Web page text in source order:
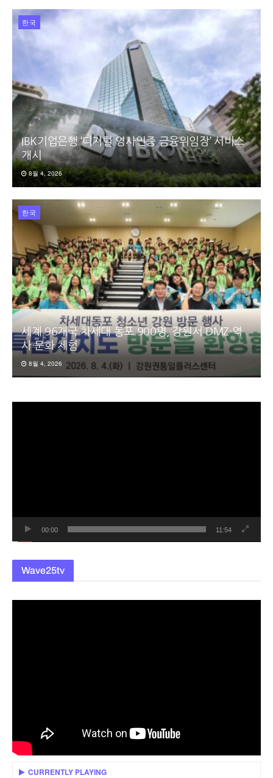
한국
IBK기업은행 ‘디지털 영사인증 금융위임장’ 서비스
개시
8월 4, 2026
한국
세계 96개국 차세대 동포 900명, 강원서 DMZ·역
사·문화 체험
8월 4, 2026
00:00 11:54
Wave25tv
CURRENTLY PLAYING